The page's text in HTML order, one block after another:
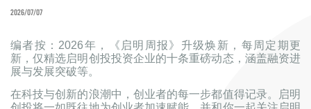
2026/07/07
编者按：2026年，《启明周报》升级焕新，每周定期更
新，仅精选启明创投投资企业的十条重磅动态，涵盖融资进
展与发展突破等。
在科技与创新的浪潮中，创业者的每一步都值得记录。启明